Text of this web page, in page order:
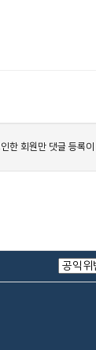
한 회원만 댓글 등록이